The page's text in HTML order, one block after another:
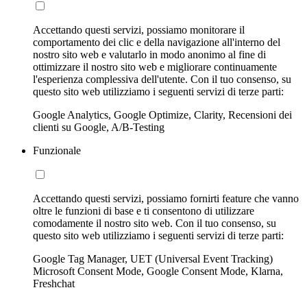
Accettando questi servizi, possiamo monitorare il
comportamento dei clic e della navigazione all'interno del
nostro sito web e valutarlo in modo anonimo al fine di
ottimizzare il nostro sito web e migliorare continuamente
l'esperienza complessiva dell'utente. Con il tuo consenso, su
questo sito web utilizziamo i seguenti servizi di terze parti:
Google Analytics, Google Optimize, Clarity, Recensioni dei
clienti su Google, A/B-Testing
Funzionale
Accettando questi servizi, possiamo fornirti feature che vanno
oltre le funzioni di base e ti consentono di utilizzare
comodamente il nostro sito web. Con il tuo consenso, su
questo sito web utilizziamo i seguenti servizi di terze parti:
Google Tag Manager, UET (Universal Event Tracking)
Microsoft Consent Mode, Google Consent Mode, Klarna,
Freshchat